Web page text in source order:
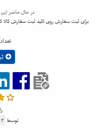
در حال حاضر این
برای ثبت سفارش روی کلید ثبت سفارش کالا
توسط ۲